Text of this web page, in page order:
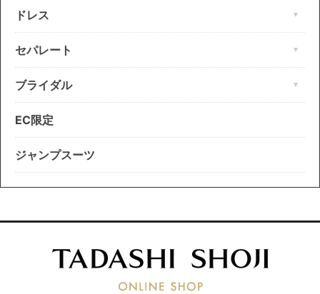
ドレス
セパレート
ブライダル
EC限定
ジャンプスーツ